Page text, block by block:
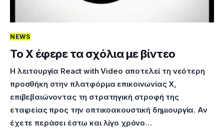
NEWS
Το X έφερε τα σχόλια με βίντεο
Η λειτουργία React with Video αποτελεί τη νεότερη
προσθήκη στην πλατφόρμα επικοινωνίας X,
επιβεβαιώνοντας τη στρατηγική στροφή της
εταιρείας προς την οπτικοακουστική δημιουργία. Αν
έχετε περάσει έστω και λίγο χρόνο…